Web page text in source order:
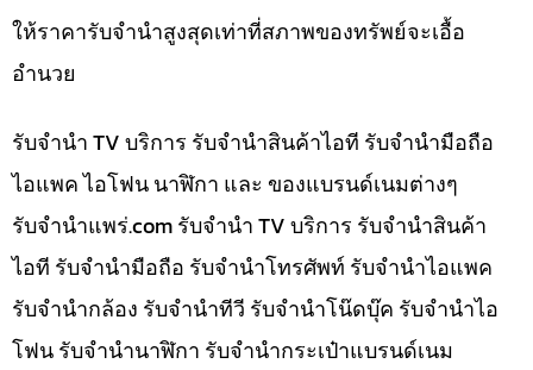
ให้ราคารับจำนำสูงสุดเท่าที่สภาพของทรัพย์จะเอื้อ
อำนวย
รับจำนำ TV บริการ รับจำนำสินค้าไอที รับจำนำมือถือ
ไอแพค ไอโฟน นาฬิกา และ ของแบรนด์เนมต่างๆ
รับจํานําแพร่.com รับจำนำ TV บริการ รับจำนำสินค้า
ไอที รับจำนำมือถือ รับจำนำโทรศัพท์ รับจำนำไอแพค
รับจำนำกล้อง รับจำนำทีวี รับจำนำโน๊ดบุ๊ค รับจำนำไอ
โฟน รับจำนำนาฬิกา รับจำนำกระเป๋าแบรนด์เนม